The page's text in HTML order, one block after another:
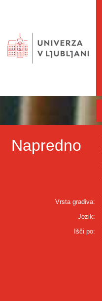
Napredno
Vrsta gradiva:
Jezik:
Išči po: